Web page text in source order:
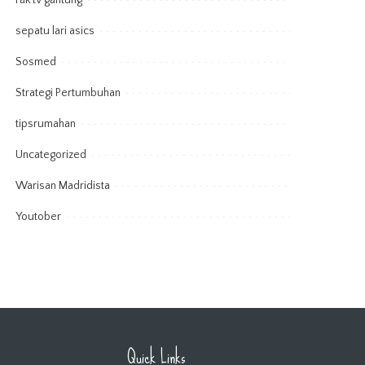
sepatu lari asics
Sosmed
Strategi Pertumbuhan
tipsrumahan
Uncategorized
Warisan Madridista
Youtober
Quick Links